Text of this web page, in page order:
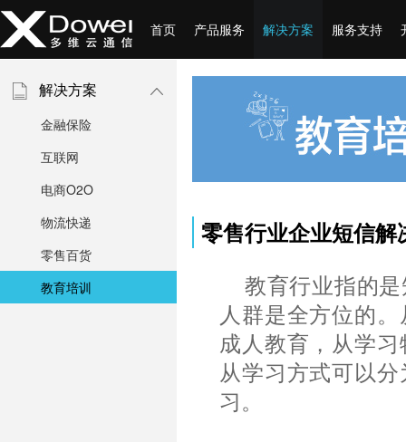
首页 产品服务 解决方案 服务支持
解决方案
金融保险
互联网
电商O2O
物流快递
零售百货
教育培训
零售行业企业短信解
教育行业指的
人群是全方位的
成人教育，从学
从学习方式可以
习。